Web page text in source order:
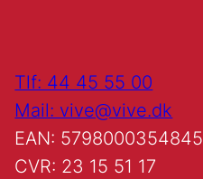
Tlf: 44 45 55 00
Mail: vive@vive.dk
EAN: 5798000354845
CVR: 23 15 51 17